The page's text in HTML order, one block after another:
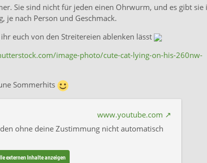
Sie sind nicht für jeden einen Ohrwurm, und es gibt sie
je nach Person und Geschmack.
euch von den Streitereien ablenken lässt
image-photo/cute-cat-lying-on-his-260nw-
Sommerhits
www.youtube.com
ohne deine Zustimmung nicht automatisch
externen Inhalte anzeigen